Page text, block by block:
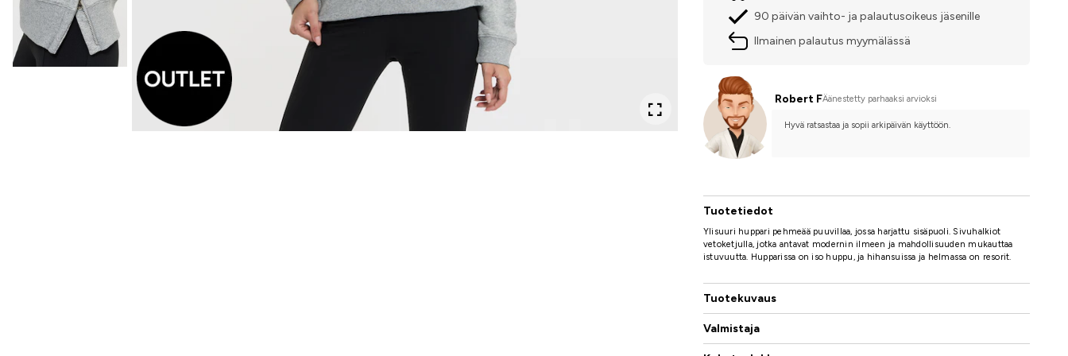
90 päivän vaihto- ja palautusoikeus jäsenille
Ilmainen palautus myymälässä
Robert FÄänestetty parhaaksi arvioksi
Hyvä ratsastaa ja sopii arkipäivän käyttöön.
Tuotetiedot
Ylisuuri huppari pehmeää puuvillaa, jossa harjattu sisäpuoli. Sivuhalkiot
vetoketjulla, jotka antavat modernin ilmeen ja mahdollisuuden mukauttaa
istuvuutta. Hupparissa on iso huppu, ja hihansuissa ja helmassa on resorit.
Tuotekuvaus
Valmistaja